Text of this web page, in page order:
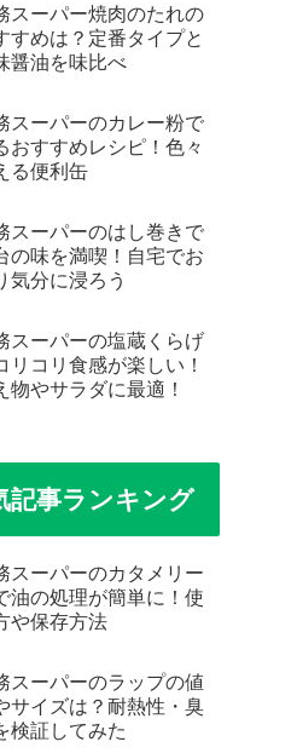
スーパー焼肉のたれの
すめは？定番タイプと
醤油を味比べ
スーパーのカレー粉で
おすすめレシピ！色々
る便利缶
スーパーのはし巻きで
の味を満喫！自宅でお
気分に浸ろう
スーパーの塩蔵くらげ
リコリ食感が楽しい！
物やサラダに最適！
記事ランキング
スーパーのカタメリー
油の処理が簡単に！使
や保存方法
スーパーのラップの値
サイズは？耐熱性・臭
検証してみた